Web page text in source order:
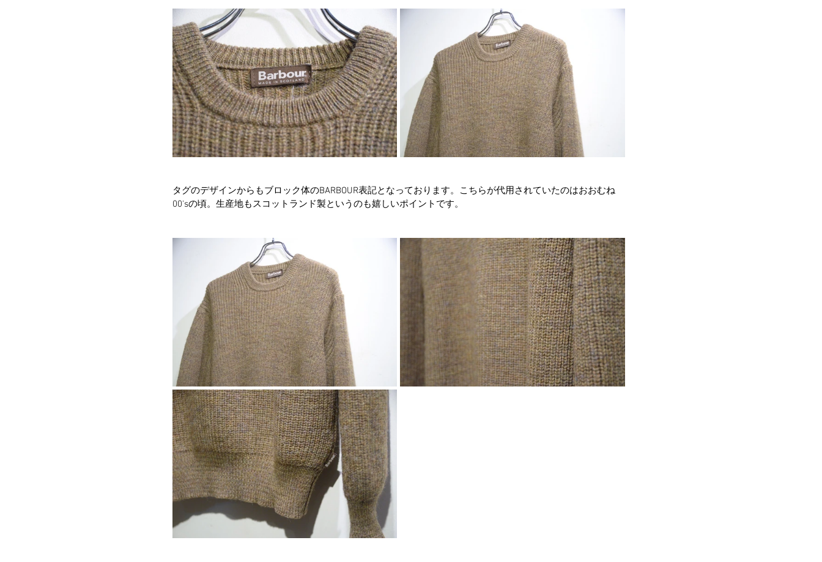
タグのデザインからもブロック体のBARBOUR表記となっております。こちらが代用されていたのはおおむね
00'sの頃。生産地もスコットランド製というのも嬉しいポイントです。